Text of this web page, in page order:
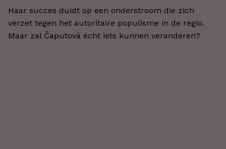
Haar succes duidt op een onderstroom die zich
verzet tegen het autoritaire populisme in de regio.
Maar zal Čaputová écht iets kunnen veranderen?